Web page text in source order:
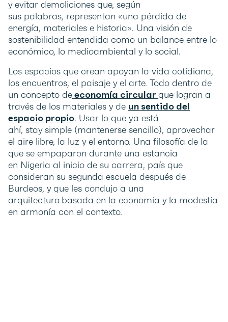
y evitar demoliciones que, según
sus palabras, representan «una pérdida de
energía, materiales e historia». Una visión de
sostenibilidad entendida como un balance entre lo
económico, lo medioambiental y lo social.
Los espacios que crean apoyan la vida cotidiana,
los encuentros, el paisaje y el arte. Todo dentro de
un concepto deeconomía circular que logran a
través de los materiales y de un sentido del
espacio propio. Usar lo que ya está
ahí, stay simple (mantenerse sencillo), aprovechar
el aire libre, la luz y el entorno. Una filosofía de la
que se empaparon durante una estancia
en Nigeria al inicio de su carrera, país que
consideran su segunda escuela después de
Burdeos, y que les condujo a una
arquitectura basada en la economía y la modestia
en armonía con el contexto.